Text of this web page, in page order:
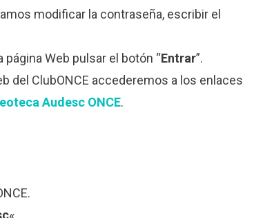
modificar la contraseña, escribir el
página Web pulsar el botón “Entrar”.
del ClubONCE accederemos a los enlaces
Audesc ONCE.
«.